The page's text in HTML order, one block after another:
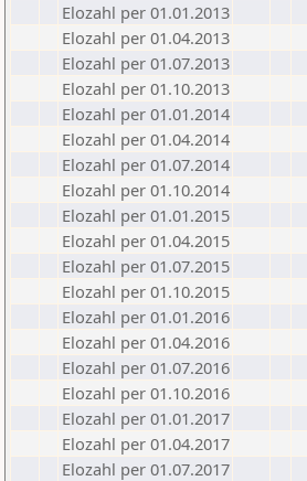
Elozahl per 01.01.2013
Elozahl per 01.04.2013
Elozahl per 01.07.2013
Elozahl per 01.10.2013
Elozahl per 01.01.2014
Elozahl per 01.04.2014
Elozahl per 01.07.2014
Elozahl per 01.10.2014
Elozahl per 01.01.2015
Elozahl per 01.04.2015
Elozahl per 01.07.2015
Elozahl per 01.10.2015
Elozahl per 01.01.2016
Elozahl per 01.04.2016
Elozahl per 01.07.2016
Elozahl per 01.10.2016
Elozahl per 01.01.2017
Elozahl per 01.04.2017
Elozahl per 01.07.2017